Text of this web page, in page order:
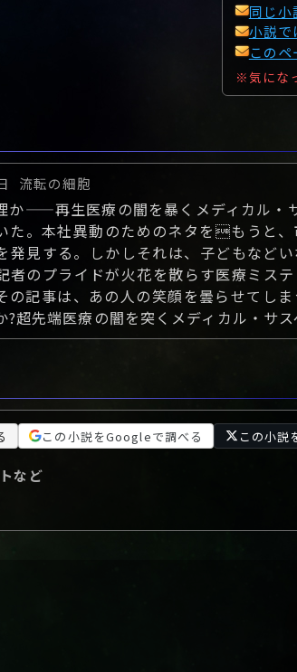
同じ小
小説で
このペ
※気にな
流転の細胞
か――再生医療の闇を暴くメディカル・
た。本社異動のためのネタをもうと
発見する。しかしそれは、子どもなど
者のプライドが火花を散らす医療ミス
の記事は、あの人の笑顔を曇らせてし
?超先端医療の闇を突くメディカル・サ
この小説をGoogleで調べる この小説
など